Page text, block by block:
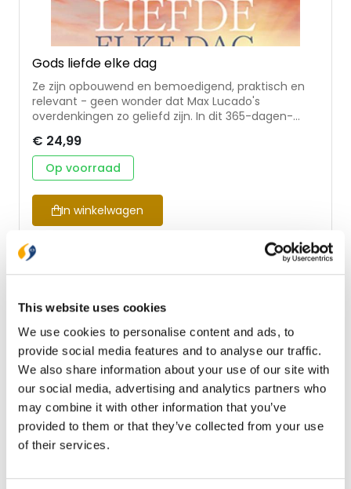
This website uses cookies
We use cookies to personalise content and ads, to
provide social media features and to analyse our traffic.
We also share information about your use of our site with
our social media, advertising and analytics partners who
may combine it with other information that you’ve
provided to them or that they’ve collected from your use
of their services.
Gods liefde elke dag
Ze zijn opbouwend en bemoedigend, praktisch en
relevant - geen wonder dat Max Lucado's
overdenkingen zo geliefd zijn. In dit 365-dagen-
die je elke dag aanmoedigen om te leven uit Gods
liefde.
In een prachtige gebonden uitgave met praktisch
leeslint.
Texas (Amerika). Hij is getrouwd en heeft drie
dochters. Lucado heeft 75 boeken op zijn naam
waardevolle boodschap in het prentenboek
'Niemand is zoals jij'.
€ 24,99
Op voorraad
In winkelwagen